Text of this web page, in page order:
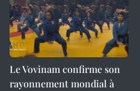
Le Vovinam confirme son
rayonnement mondial à